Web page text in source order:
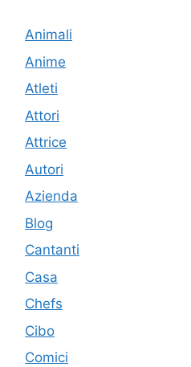
Animali
Anime
Atleti
Attori
Attrice
Autori
Azienda
Blog
Cantanti
Casa
Chefs
Cibo
Comici